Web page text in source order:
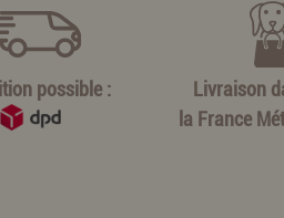
possible :
Livraison
la France